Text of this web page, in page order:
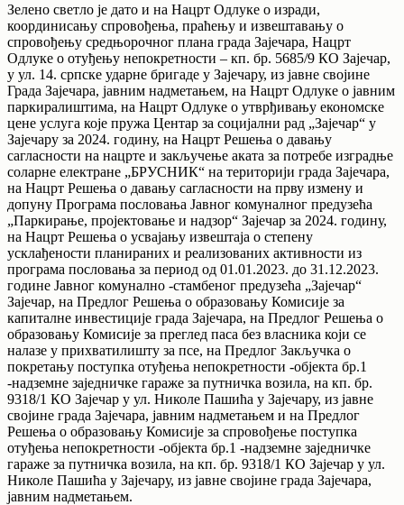
Зелено светло је дато и на Нацрт Одлуке о изради,
координисању спровођења, праћењу и извештавању о
спровођењу средњорочног плана града Зајечара, Нацрт
Одлуке о отуђењу непокретности – кп. бр. 5685/9 КО Зајечар,
у ул. 14. српске ударне бригаде у Зајечару, из јавне својине
Града Зајечара, јавним надметањем, на Нацрт Одлуке о јавним
паркиралиштима, на Нацрт Одлуке о утврђивању економске
цене услуга које пружа Центар за социјални рад „Зајечар“ у
Зајечару за 2024. годину, на Нацрт Решења о давању
сагласности на нацрте и закључење аката за потребе изградње
соларне електране „БРУСНИК“ на територији града Зајечара,
на Нацрт Решења о давању сагласности на прву измену и
допуну Програма пословања Јавног комуналног предузећа
„Паркирање, пројектовање и надзор“ Зајечар за 2024. годину,
на Нацрт Решења о усвајању извештаја о степену
усклађености планираних и реализованих активности из
програма пословања за период од 01.01.2023. до 31.12.2023.
године Јавног комунално -стамбеног предузећа „Зајечар“
Зајечар, на Предлог Решења о образовању Комисије за
капиталне инвестиције града Зајечара, на Предлог Решења о
образовању Комисије за преглед паса без власника који се
налазе у прихватилишту за псе, на Предлог Закључка о
покретању поступка отуђења непокретности -објекта бр.1
-надземне заједничке гараже за путничка возила, на кп. бр.
9318/1 КО Зајечар у ул. Николе Пашића у Зајечару, из јавне
својине града Зајечара, јавним надметањем и на Предлог
Решења о образовању Комисије за спровођење поступка
отуђења непокретности -објекта бр.1 -надземне заједничке
гараже за путничка возила, на кп. бр. 9318/1 КО Зајечар у ул.
Николе Пашића у Зајечару, из јавне својине града Зајечара,
јавним надметањем.